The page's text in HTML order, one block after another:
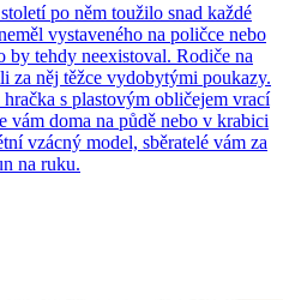
po něm toužilo snad každé
vystaveného na poličce nebo
by tehdy neexistoval. Rodiče na
za něj těžce vydobytými poukazy.
s plastovým obličejem vrací
vám doma na půdě nebo v krabici
vzácný model, sběratelé vám za
na ruku.